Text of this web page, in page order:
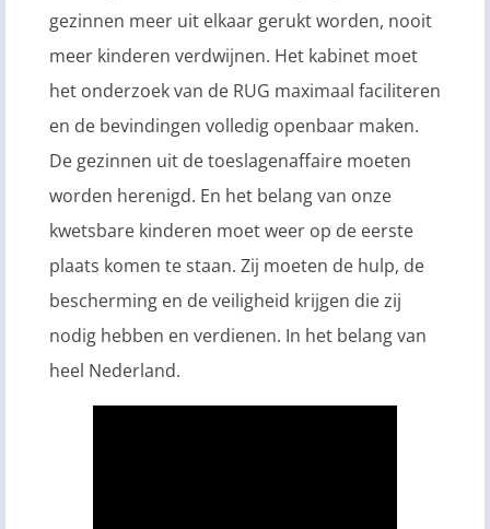
gezinnen meer uit elkaar gerukt worden, nooit
meer kinderen verdwijnen. Het kabinet moet
het onderzoek van de RUG maximaal faciliteren
en de bevindingen volledig openbaar maken.
De gezinnen uit de toeslagenaffaire moeten
worden herenigd. En het belang van onze
kwetsbare kinderen moet weer op de eerste
plaats komen te staan. Zij moeten de hulp, de
bescherming en de veiligheid krijgen die zij
nodig hebben en verdienen. In het belang van
heel Nederland.